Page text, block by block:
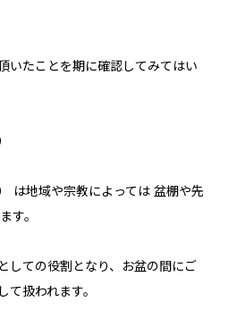
いたことを期に確認してみてはい
は地域や宗教によっては 盆棚や先
す。
しての役割となり、お盆の間にご
て扱われます。